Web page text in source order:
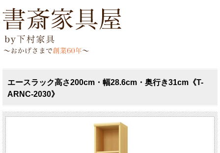
エースラック高さ200cm・幅28.6cm・奥行き31cm《T-
ARNC-2030》